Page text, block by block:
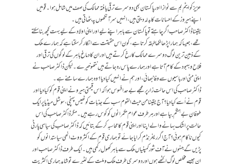
عزیز کو ایٹم بم سے نوازا اور پاکستان بھی دوسرے ترقی یافتہ ممالک کی صف میں شامل ہوا۔ قومیں
اپنے ہیروز کے احسانات کا بدلہ دیتی ہیں، انہیں سر آنکھوں پہ بٹھاتی ہیں۔
یقینا ڈاکٹر صاحب اگر چاہتے تو پاکستان سے باہر اپنے لیے اور اپنی اولاد کے لیے بہت کچھ بنا سکتے
تھے، جیسا کہ ہمارا پڑھا لکھا طبقہ کرتاہے، کون اس حقیقت سے انکار کر سکتا ہے کہ ہمارے ملک
کے ذہین ترین لوگ دوسرے ممالک کا رخ کرتے ہیں اور ان کا دماغ باہر کے لوگوں کی ترقی اور
فلاح و بہبود کے کام آتا ہے اور ہمارے پاس رہ جاتے ہیں نتھو خیرے۔ لیکن ڈاکٹر صاحب نے
اپنی مٹی اور باسیوں سے وفا نبھائی، اور ہم نے انہیں کیا دیا؟ وہ ہمارے سامنے ہے۔
ڈاکٹر صاحب کی اس حالت زار پر مجھے بےحد افسوس ہوا کہ اس قیمتی ہیرو نے اپنی قوم کو کیا دیا اور
قوم نے اُسے کیا دیا؟ آج یقینا من حیث القوم سب کے جذبات کو ٹھیس پہنچی، سوشل میڈیا پر ایک
طوفانِ بے ہنگم بپا ہے اور ہر طرف عوام حکمرانوں کو کوس رہے ہیں۔ مگر ڈاکٹر صاحب کی اس
حالت پر اشک بہانے والے اپنا اور اپنی قوم کا محاسبہ کرکے بتائیں کہ ڈاکٹر صاحب کی سیاسی پارٹی
کیوں ناکام ہوئی؟ آج اگر ریفرنڈم کرایا جائے تو ہماری قوم کے اکثر ووٹ انھی سیاستدانوں کو
پڑیں گے جنہوں نے آف شور کمپنیاں ملک سے باہر کھول رکھی ہیں۔ ایک طرف ڈاکٹر صاحب اور
ان جیسے مخلص لوگ اکٹھے ہوں اور دوسری طرف ملک و ملت کے لٹیرے تو شاید ہماری اکثریت